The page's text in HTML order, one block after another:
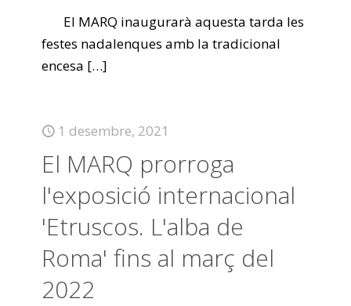
El MARQ inaugurarà aquesta tarda les
festes nadalenques amb la tradicional
encesa […]
1 desembre, 2021
El MARQ prorroga
l'exposició internacional
'Etruscos. L'alba de
Roma' fins al març del
2022